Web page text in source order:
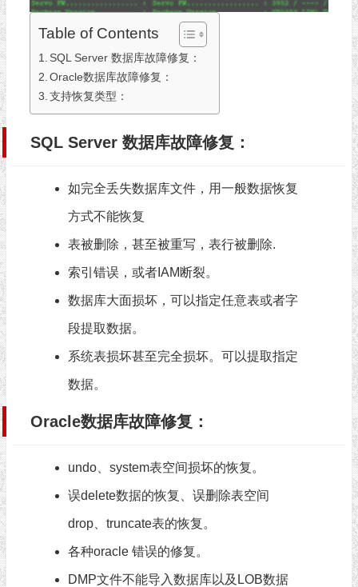
Table of Contents
SQL Server 数据库故障修复：
Oracle数据库故障修复：
支持恢复类型：
SQL Server 数据库故障修复：
如完全丢失数据库文件，用一般数据恢复
方式不能恢复
表被删除，甚至被重写，表行被删除.
索引错误，或者IAM断裂。
数据库大面损坏，可以指定任意表或者字
段提取数据。
系统表损坏甚至完全损坏。可以提取指定
数据。
Oracle数据库故障修复：
undo、system表空间损坏的恢复。
误delete数据的恢复、误删除表空间
drop、truncate表的恢复。
各种oracle 错误的修复。
DMP文件不能导入数据库以及LOB数据